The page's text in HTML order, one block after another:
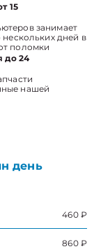
15
занимает
нескольких дней в
поломки
до 24
нашей
день
460 ₽
860 ₽